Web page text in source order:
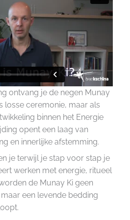
ontvang je de negen Munay
losse ceremonie, maar als
binnen het Energie
opent een laag van
en innerlijke afstemming.
je terwijl je stap voor stap je
werken met energie, ritueel
de Munay Ki geen
een levende bedding